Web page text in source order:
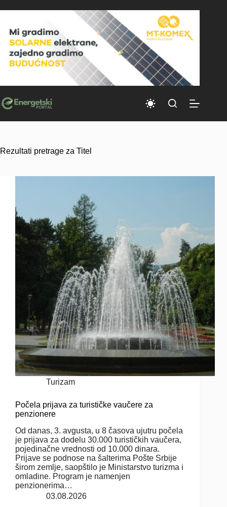
to
Rezultati pretrage za Titel
Turizam
Počela prijava za turističke vaučere za
penzionere
Od danas, 3. avgusta, u 8 časova ujutru počela
je prijava za dodelu 30.000 turističkih vaučera,
pojedinačne vrednosti od 10.000 dinara.
Prijave se podnose na šalterima Pošte Srbije
širom zemlje, saopštilo je Ministarstvo turizma i
omladine. Program je namenjen
penzionerima…
03.08.2026